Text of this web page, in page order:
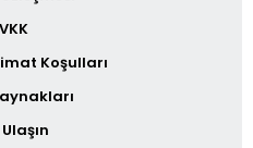
Koşulları